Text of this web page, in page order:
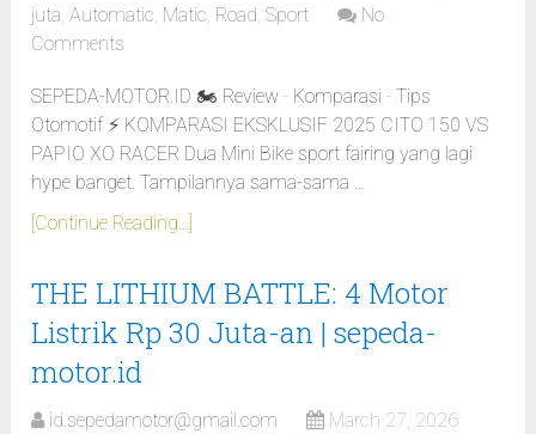
juta,Automatic, Matic, Road,Sport
No
Comments
SEPEDA-MOTOR.ID 🏍️ Review · Komparasi · Tips
Otomotif ⚡ KOMPARASI EKSKLUSIF 2025 CITO 150 VS
PAPIO XO RACER Dua Mini Bike sport fairing yang lagi
hype banget. Tampilannya sama-sama …
[Continue Reading...]
THE LITHIUM BATTLE: 4 Motor
Listrik Rp 30 Juta-an | sepeda-
motor.id
id.sepedamotor@gmail.com
March 27, 2026